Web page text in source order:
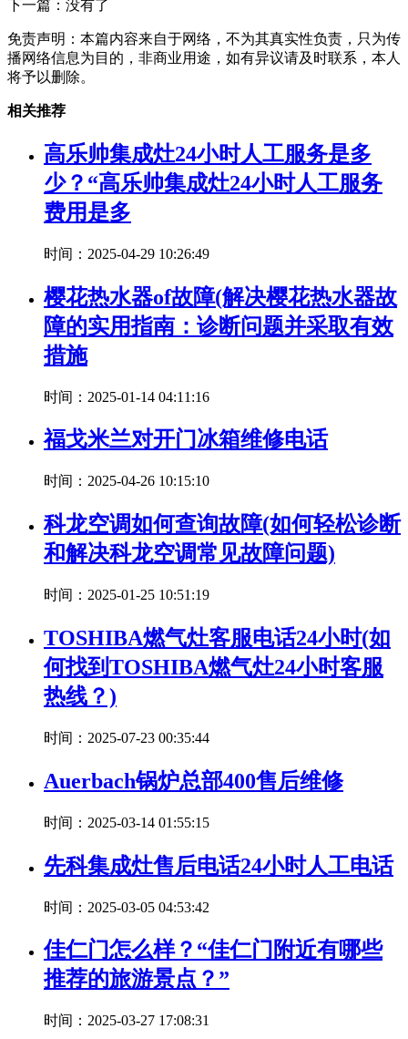
下一篇：没有了
免责声明：本篇内容来自于网络，不为其真实性负责，只为传
播网络信息为目的，非商业用途，如有异议请及时联系，本人
将予以删除。
相关推荐
高乐帅集成灶24小时人工服务是多
少？“高乐帅集成灶24小时人工服务
费用是多
时间：2025-04-29 10:26:49
樱花热水器of故障(解决樱花热水器故
障的实用指南：诊断问题并采取有效
措施
时间：2025-01-14 04:11:16
福戈米兰对开门冰箱维修电话
时间：2025-04-26 10:15:10
科龙空调如何查询故障(如何轻松诊断
和解决科龙空调常见故障问题)
时间：2025-01-25 10:51:19
TOSHIBA燃气灶客服电话24小时(如
何找到TOSHIBA燃气灶24小时客服
热线？)
时间：2025-07-23 00:35:44
Auerbach锅炉总部400售后维修
时间：2025-03-14 01:55:15
先科集成灶售后电话24小时人工电话
时间：2025-03-05 04:53:42
佳仁门怎么样？“佳仁门附近有哪些
推荐的旅游景点？”
时间：2025-03-27 17:08:31